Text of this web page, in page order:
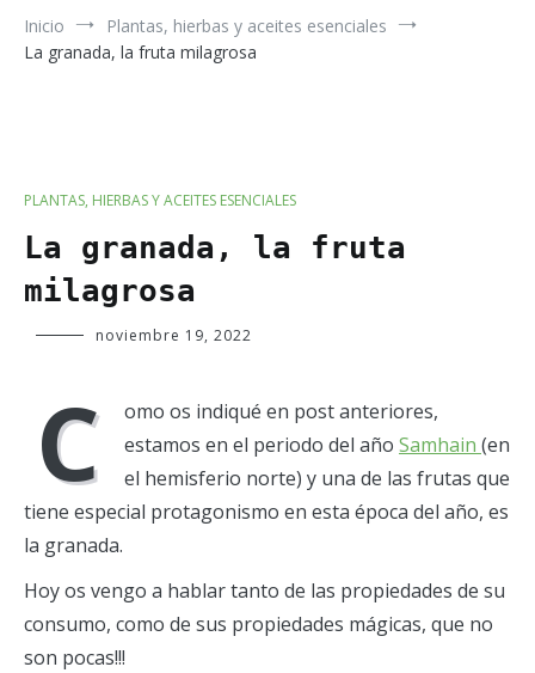
Inicio
Plantas, hierbas y aceites esenciales
La granada, la fruta milagrosa
PLANTAS, HIERBAS Y ACEITES ESENCIALES
La granada, la fruta
milagrosa
Verde
noviembre 19, 2022
C
omo os indiqué en post anteriores,
estamos en el periodo del año Samhain (en
el hemisferio norte) y una de las frutas que
tiene especial protagonismo en esta época del año, es
la granada.
Hoy os vengo a hablar tanto de las propiedades de su
consumo, como de sus propiedades mágicas, que no
son pocas!!!